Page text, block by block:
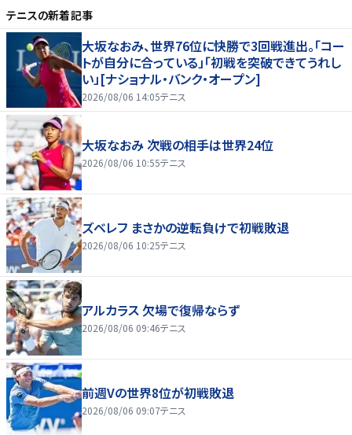
テニスの新着記事
大坂なおみ、世界76位に快勝で3回戦進出。「コー
トが自分に合っている」「初戦を突破できてうれし
い」[ナショナル・バンク・オープン]
2026/08/06 14:05テニス
大坂なおみ 次戦の相手は世界24位
2026/08/06 10:55テニス
ズベレフ まさかの逆転負けで初戦敗退
2026/08/06 10:25テニス
アルカラス 欠場で復帰ならず
2026/08/06 09:46テニス
前週Vの世界8位が初戦敗退
2026/08/06 09:07テニス